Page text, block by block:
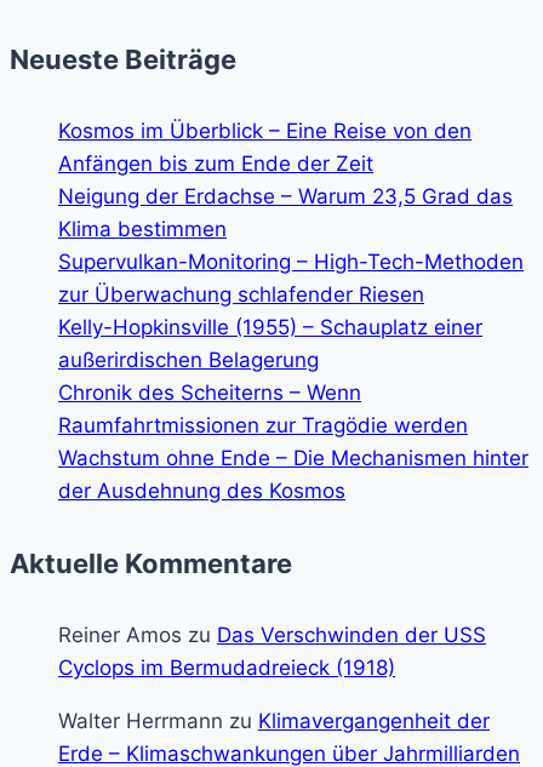
Neueste Beiträge
Kosmos im Überblick – Eine Reise von den
Anfängen bis zum Ende der Zeit
Neigung der Erdachse – Warum 23,5 Grad das
Klima bestimmen
Supervulkan-Monitoring – High-Tech-Methoden
zur Überwachung schlafender Riesen
Kelly-Hopkinsville (1955) – Schauplatz einer
außerirdischen Belagerung
Chronik des Scheiterns – Wenn
Raumfahrtmissionen zur Tragödie werden
Wachstum ohne Ende – Die Mechanismen hinter
der Ausdehnung des Kosmos
Aktuelle Kommentare
Reiner Amos zu Das Verschwinden der USS
Cyclops im Bermudadreieck (1918)
Walter Herrmann zu Klimavergangenheit der
Erde – Klimaschwankungen über Jahrmilliarden